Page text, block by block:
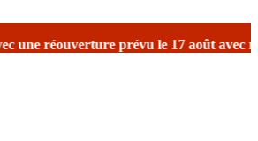
compréhension.